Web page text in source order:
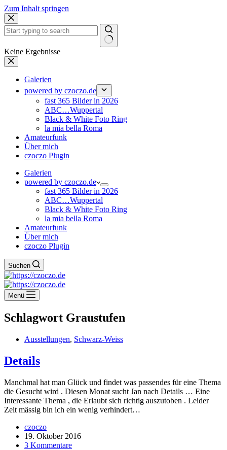
Zum Inhalt springen
Keine Ergebnisse
Galerien
powered by czoczo.de
fast 365 Bilder in 2026
ABC…Wuppertal
Black & White Foto Ring
la mia bella Roma
Amateurfunk
Über mich
czoczo Plugin
Galerien
powered by czoczo.de
fast 365 Bilder in 2026
ABC…Wuppertal
Black & White Foto Ring
la mia bella Roma
Amateurfunk
Über mich
czoczo Plugin
Suchen
Menü
Schlagwort Graustufen
Ausstellungen, Schwarz-Weiss
Details
Manchmal hat man Glück und findet was passendes für eine Thema
die Gesucht wird . Diesen Monat sucht Jan nach Details … Eine
Interessante Thema , die Erlaubt sich richtig auszutoben . Leider
Zeit mässig bin ich ein wenig verhindert…
czoczo
19. Oktober 2016
3 Kommentare